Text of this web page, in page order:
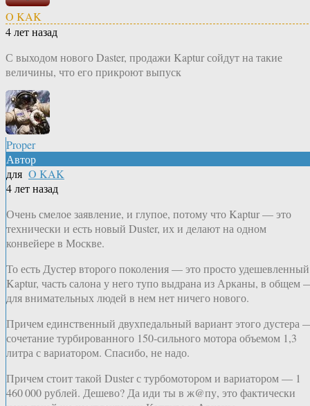
O KAK
4 лет назад
С выходом нового Daster, продажи Kaptur сойдут на такие
величины, что его прикроют выпуск
Proper
Автор
для O KAK
4 лет назад
Очень смелое заявление, и глупое, потому что Kaptur — это
технически и есть новый Duster, их и делают на одном
конвейере в Москве.
То есть Дустер второго поколения — это просто удешевленный
Kaptur, часть салона у него тупо выдрана из Арканы, в общем
для внимательных людей в нем нет ничего нового.
Причем единственный двухпедальный вариант этого дустера
сочетание турбированного 150‑сильного мотора объемом 1,3
литра с вариатором. Спасибо, не надо.
Причем стоит такой Duster с турбомотором и вариатором — 1
460 000 рублей. Дешево? Да иди ты в ж@пу, это фактически